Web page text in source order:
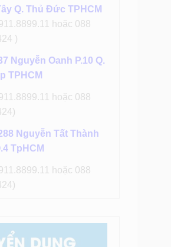
Q. Thủ Đức TPHCM
hoặc 088
)
Nguyễn Oanh P.10 Q.
TPHCM
hoặc 088
Nguyễn Tất Thành
TpHCM
hoặc 088